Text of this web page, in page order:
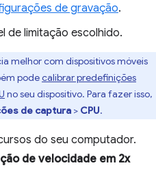
de gravação.
de limitação escolhido.
melhor com dispositivos móveis
podecalibrar predefinições
no seu dispositivo. Para fazer isso,
de captura > CPU.
do seu computador.
de velocidade em 2x